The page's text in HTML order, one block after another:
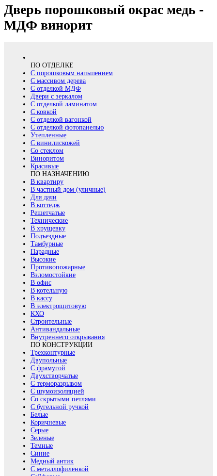
Дверь порошковый окрас медь -
МДФ винорит
ПО ОТДЕЛКЕ
С порошковым напылением
С массивом дерева
С отделкой МДФ
Двери с зеркалом
С отделкой ламинатом
С ковкой
С отделкой вагонкой
С отделкой фотопанелью
Утепленные
С винилискожей
Со стеклом
Виноритом
Красивые
ПО НАЗНАЧЕНИЮ
В квартиру
В частный дом (уличные)
Для дачи
В коттедж
Решетчатые
Технические
В хрущевку
Подъездные
Тамбурные
Парадные
Высокие
Противопожарные
Взломостойкие
В офис
В котельную
В кассу
В электрощитовую
КХО
Строительные
Антивандальные
Внутреннего открывания
ПО КОНСТРУКЦИИ
Трехконтурные
Двупольные
С фрамугой
Двухстворчатые
С терморазрывом
С шумоизоляцией
Со скрытыми петлями
С бугельной ручкой
Белые
Коричневые
Серые
Зеленые
Темные
Синие
Медный антик
С металлофиленкой